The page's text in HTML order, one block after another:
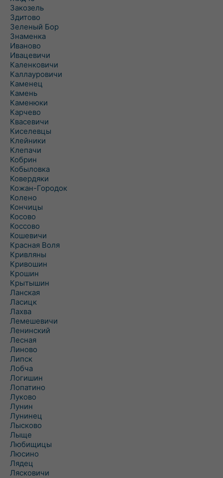
Закозель
Здитово
Зеленый Бор
Знаменка
Иваново
Ивацевичи
Каленковичи
Каллауровичи
Каменец
Камень
Каменюки
Карчево
Квасевичи
Киселевцы
Клейники
Клепачи
Кобрин
Кобыловка
Ковердяки
Кожан-Городок
Колено
Кончицы
Косово
Коссово
Кошевичи
Красная Воля
Кривляны
Кривошин
Крошин
Крытышин
Ланская
Ласицк
Лахва
Лемешевичи
Ленинский
Лесная
Линово
Липск
Лобча
Логишин
Лопатино
Луково
Лунин
Лунинец
Лысково
Лыще
Любищицы
Люсино
Лядец
Лясковичи